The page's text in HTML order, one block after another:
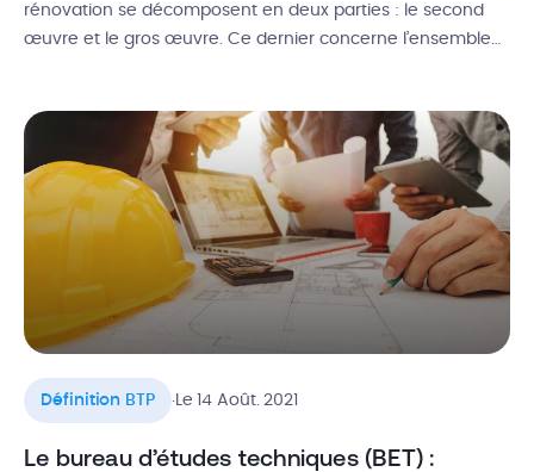
rénovation se décomposent en deux parties : le second
œuvre et le gros œuvre. Ce dernier concerne l’ensemble
bâtiment concernés et combien ça coûte ? […]
Définition BTP .Le 14 Août. 2021
Le bureau d’études techniques (BET) :